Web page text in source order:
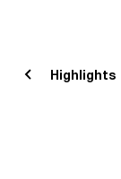
Highlights